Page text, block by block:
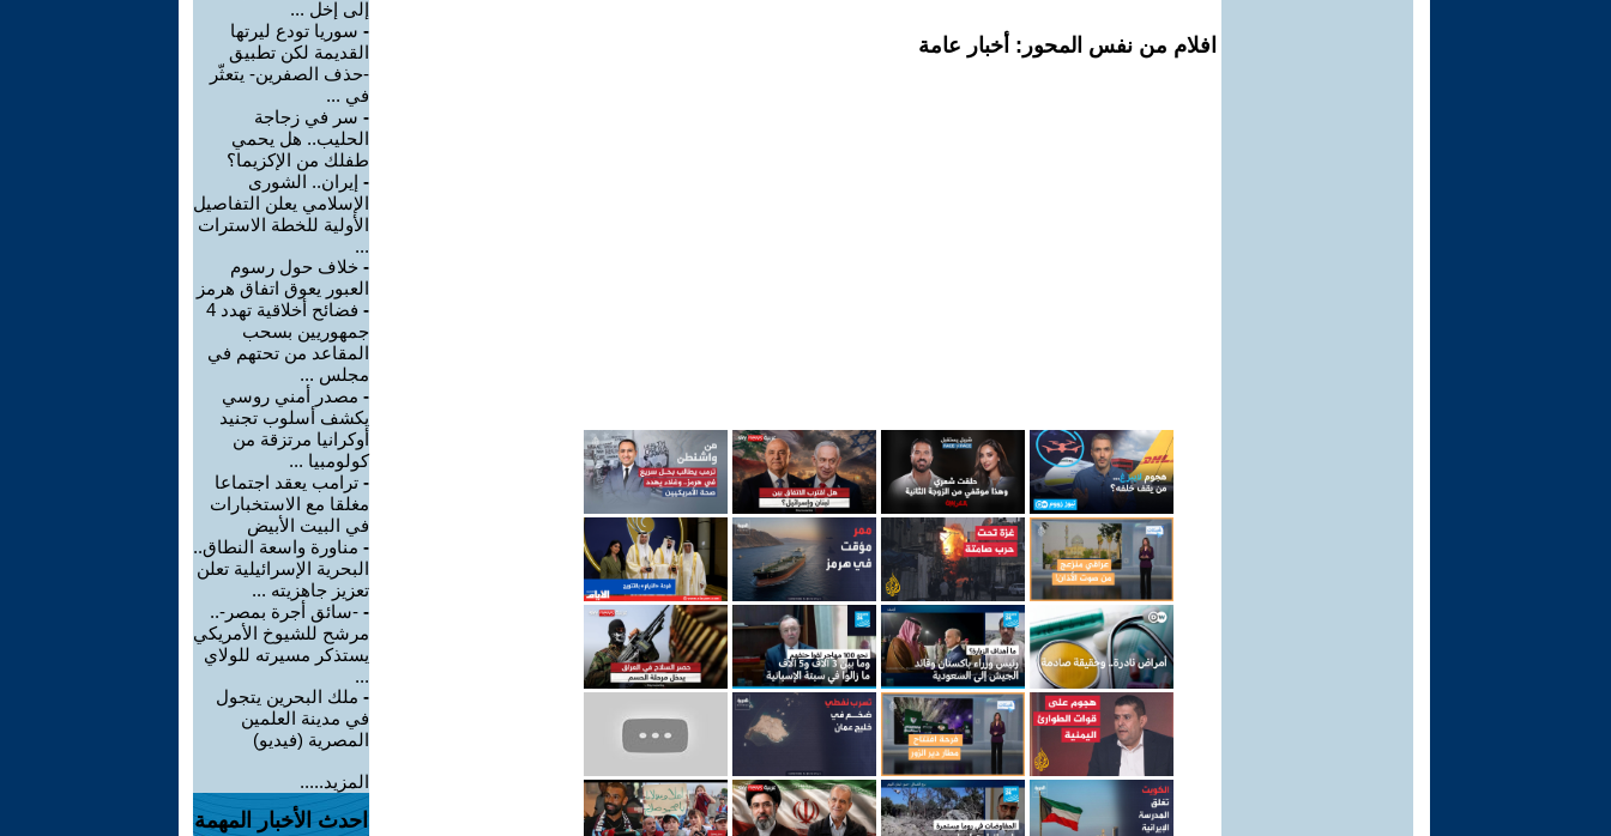
افلام من نفس المحور: أخبار عامة
إلى إخل ...
- سوريا تودع ليرتها
القديمة لكن تطبيق
-حذف الصفرين- يتعثّر
في ...
- سر في زجاجة
الحليب.. هل يحمي
طفلك من الإكزيما؟
- إيران.. الشورى
الإسلامي يعلن التفاصيل
الأولية للخطة الاسترات
...
- خلاف حول رسوم
العبور يعوق اتفاق هرمز
-
فضائح أخلاقية تهدد 4
جمهوريين بسحب
المقاعد من تحتهم في
مجلس ...
- مصدر أمني روسي
يكشف أسلوب تجنيد
أوكرانيا مرتزقة من
كولومبيا ...
- ترامب يعقد اجتماعا
مغلقا مع الاستخبارات
في البيت الأبيض
- مناورة واسعة النطاق..
البحرية الإسرائيلية تعلن
تعزيز جاهزيته ...
- -سائق أجرة بمصر-..
مرشح للشيوخ الأمريكي
يستذكر مسيرته للولاي
...
- ملك البحرين يتجول
في مدينة العلمين
المصرية (فيديو)
المزيد.....
احدث الأخبار المهمة